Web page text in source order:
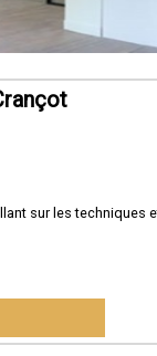
sur les techniques